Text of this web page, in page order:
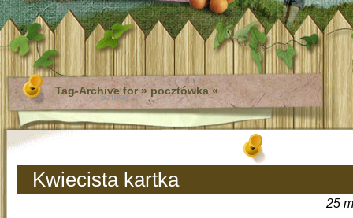
Tag-Archive for » pocztówka «
Kwiecista kartka
25